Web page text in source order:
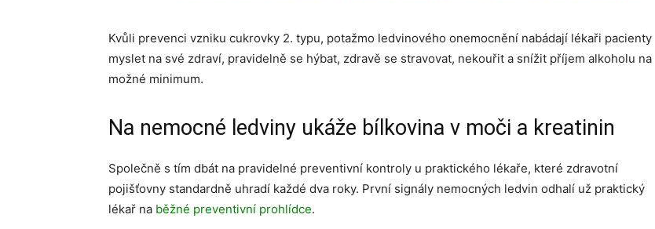
Kvůli prevenci vzniku cukrovky 2. typu, potažmo ledvinového onemocnění nabádají lékaři pacienty
myslet na své zdraví, pravidelně se hýbat, zdravě se stravovat, nekouřit a snížit příjem alkoholu na
možné minimum.
Na nemocné ledviny ukáže bílkovina v moči a kreatinin
Společně s tím dbát na pravidelné preventivní kontroly u praktického lékaře, které zdravotní
pojišťovny standardně uhradí každé dva roky. První signály nemocných ledvin odhalí už praktický
lékař na běžné preventivní prohlídce.